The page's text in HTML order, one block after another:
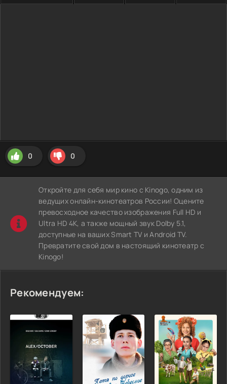
0 0
Откройте для себя мир кино с Kinogo, одним из
ведущих онлайн-кинотеатров России! Оцените
превосходное качество изображения Full HD и
Ultra HD 4K, а также мощный звук Dolby 5.1,
доступные на ваших Smart TV и Android TV.
Превратите свой дом в настоящий кинотеатр с
Kinogo!
Рекомендуем: